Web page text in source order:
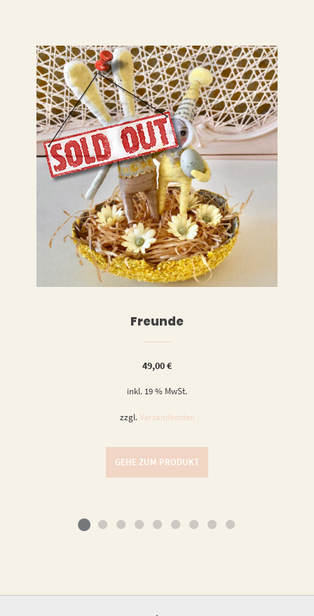
Freunde
49,00€
inkl. 19 % MwSt.
zzgl. Versandkosten
GEHE ZUM PRODUKT